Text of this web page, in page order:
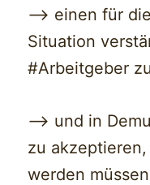
—> einen für
Situation
#Arbeitgeber
—> und in
zu
werden